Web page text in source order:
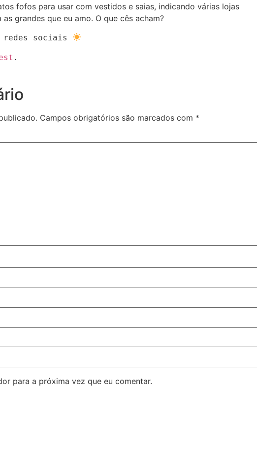
fofos para usar com vestidos e saias, indicando várias lojas
grandes que eu amo. O que cês acham?
redes sociais
.
Campos obrigatórios são marcados com *
para a próxima vez que eu comentar.